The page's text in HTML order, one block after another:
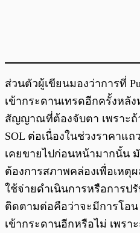
ส่วนตัวผู้เขียนมองว่าการที่
เข้ากระดานเทรดอีกครั้งหลั
สัญญาณที่ต้องจับตา เพราะถ้
SOL ต่อเนื่องในช่วงราคาแถ
เคยขายไปก่อนหน้ามากนั้น
ต้องการสภาพคล่องเพื่อเหตุ
ใช้จ่ายดำเนินการหรือการป
ติดตามต่อคือว่าจะมีการโอน
เข้ากระดานอีกหรือไม่ เพรา